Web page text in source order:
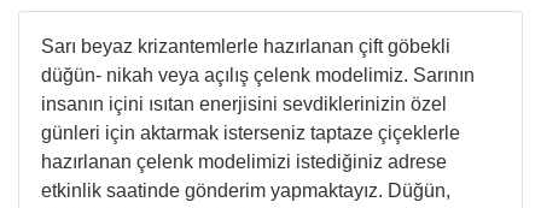
Sarı beyaz krizantemlerle hazırlanan çift göbekli
düğün- nikah veya açılış çelenk modelimiz. Sarının
insanın içini ısıtan enerjisini sevdiklerinizin özel
günleri için aktarmak isterseniz taptaze çiçeklerle
hazırlanan çelenk modelimizi istediğiniz adrese
etkinlik saatinde gönderim yapmaktayız. Düğün,